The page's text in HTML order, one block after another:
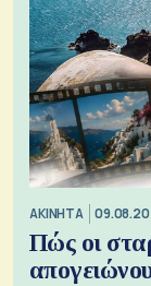
ΑΚΙΝΗΤΑ
Πώς οι